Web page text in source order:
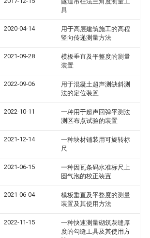
具
2020-04-14
用于高层建筑施工的高程
竖向传递测量方法
2021-09-28
模板垂直及平整度的测量
装置
2022-09-06
用于混凝土超声测缺斜测
法的定位装置
2022-10-11
一种用于超声回弹平测法
测区布点试验的装置
2021-12-14
一种块材铺装用可旋转标
尺
2021-06-15
一种因瓦条码水准标尺上
圆气泡的校正装置
2021-06-04
模板垂直及平整度的测量
装置及其使用方法
2022-11-15
一种快速测量砌筑灰缝厚
度的勾缝工具及其使用方